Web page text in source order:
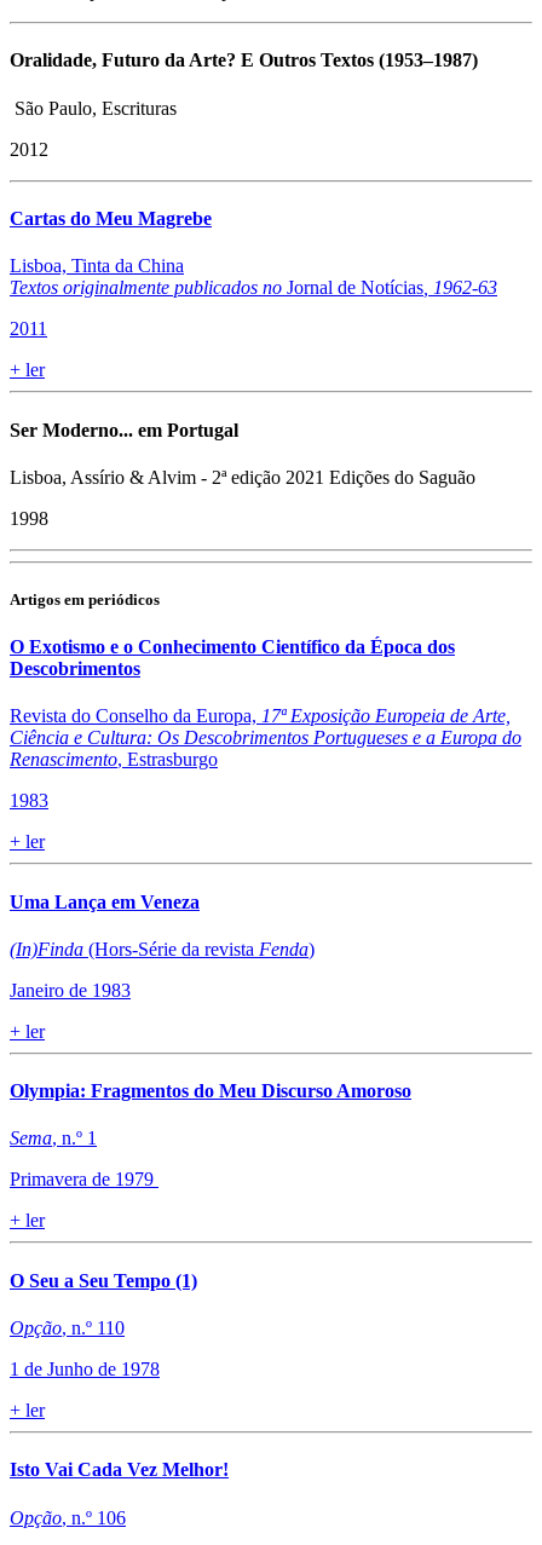
Oralidade, Futuro da Arte? E Outros Textos (1953–1987)
São Paulo, Escrituras
2012
Cartas do Meu Magrebe
Lisboa, Tinta da China
Textos originalmente publicados no Jornal de Notícias , 1962-63
2011
+ ler
Ser Moderno... em Portugal
Lisboa, Assírio & Alvim - 2ª edição 2021 Edições do Saguão
1998
Artigos em periódicos
O Exotismo e o Conhecimento Científico da Época dos
Descobrimentos
Revista do Conselho da Europa, 17ª Exposição Europeia de Arte,
Ciência e Cultura: Os Descobrimentos Portugueses e a Europa do
Renascimento, Estrasburgo
1983
+ ler
Uma Lança em Veneza
(In)Finda (Hors-Série da revista Fenda)
Janeiro de 1983
+ ler
Olympia: Fragmentos do Meu Discurso Amoroso
Sema, n.º 1
Primavera de 1979
+ ler
O Seu a Seu Tempo (1)
Opção, n.º 110
1 de Junho de 1978
+ ler
Isto Vai Cada Vez Melhor!
Opção, n.º 106